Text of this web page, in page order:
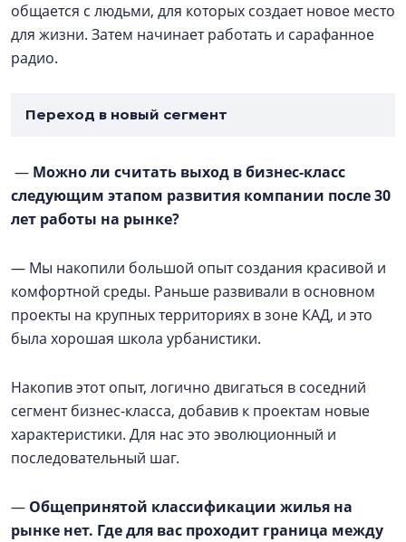
общается с людьми, для которых создает новое место
для жизни. Затем начинает работать и сарафанное
радио.
Переход в новый сегмент
— Можно ли считать выход в бизнес-класс
следующим этапом развития компании после 30
лет работы на рынке?
— Мы накопили большой опыт создания красивой и
комфортной среды. Раньше развивали в основном
проекты на крупных территориях в зоне КАД, и это
была хорошая школа урбанистики.
Накопив этот опыт, логично двигаться в соседний
сегмент бизнес-класса, добавив к проектам новые
характеристики. Для нас это эволюционный и
последовательный шаг.
— Общепринятой классификации жилья на
рынке нет. Где для вас проходит граница между